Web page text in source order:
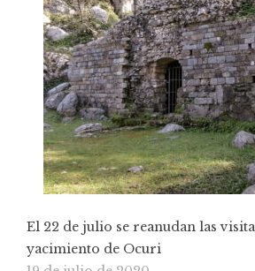
El 22 de julio se reanudan las
yacimiento de Ocuri